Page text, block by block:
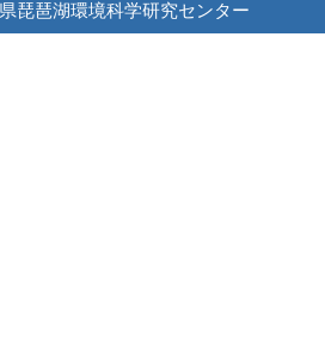
琵琶湖環境科学研究センター